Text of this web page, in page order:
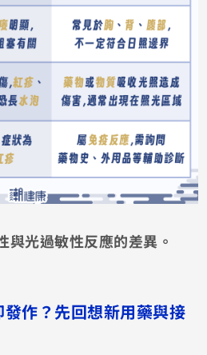
光過敏性反應的差異。
作？先回想新用藥與接